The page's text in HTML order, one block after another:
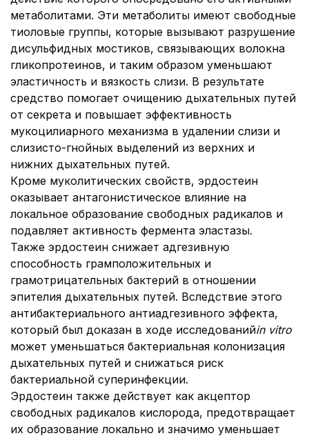
метаболитами. Эти метаболиты имеют свободные
тиоловые группы, которые вызывают разрушение
дисульфидных мостиков, связывающих волокна
гликопротеинов, и таким образом уменьшают
эластичность и вязкость слизи. В результате
средство помогает очищению дыхательных путей
от секрета и повышает эффективность
мукоцилиарного механизма в удалении слизи и
слизисто-гнойных выделений из верхних и
нижних дыхательных путей.
Кроме муколитических свойств, эрдостеин
оказывает антагонистическое влияние на
локальное образование свободных радикалов и
подавляет активность фермента эластазы.
Также эрдостеин снижает адгезивную
способность грамположительных и
грамотрицательных бактерий в отношении
эпителия дыхательных путей. Вследствие этого
антибактериального антиадгезивного эффекта,
который был доказан в ходе исследованийin vitro
может уменьшаться бактериальная колонизация
дыхательных путей и снижаться риск
бактериальной суперинфекции.
Эрдостеин также действует как акцептор
свободных радикалов кислорода, предотвращает
их образование локально и значимо уменьшает